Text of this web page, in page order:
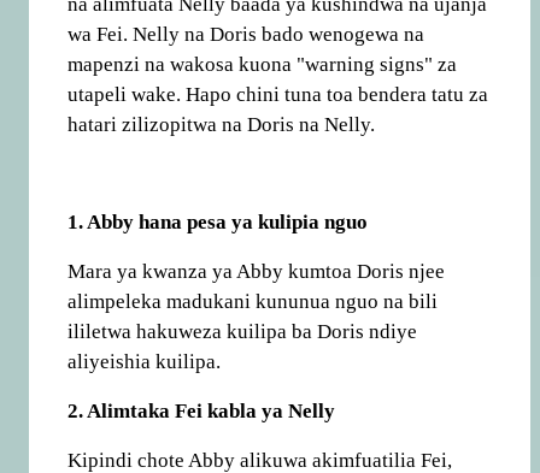
wa Fei. Nelly na Doris bado wenogewa na
mapenzi na wakosa kuona "warning signs" za
utapeli wake. Hapo chini tuna toa bendera tatu za
hatari zilizopitwa na Doris na Nelly.
1. Abby hana pesa ya kulipia nguo
Mara ya kwanza ya Abby kumtoa Doris njee
alimpeleka madukani kununua nguo na bili
ililetwa hakuweza kuilipa ba Doris ndiye
aliyeishia kuilipa.
2. Alimtaka Fei kabla ya Nelly
Kipindi chote Abby alikuwa akimfuatilia Fei,